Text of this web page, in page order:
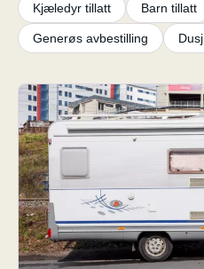
Kjæledyr tillatt Barn tillatt
Generøs avbestilling Dusj